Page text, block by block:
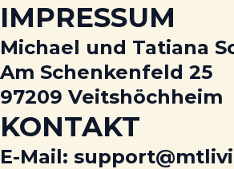
IMPRESSUM
Michael und Tatiana
Am Schenkenfeld 25
97209 Veitshöchheim
KONTAKT
E-Mail: